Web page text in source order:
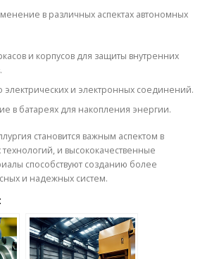
в различных аспектах автономных
и корпусов для защиты внутренних
электрических и электронных соединений.
в батареях для накопления энергии.
становится важным аспектом в
и высококачественные
способствуют созданию более
и надежных систем.